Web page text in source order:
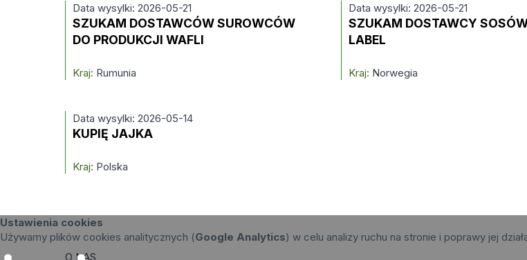
Data wysylki: 2026-05-21
SZUKAM DOSTAWCÓW SUROWCÓW
DO PRODUKCJI WAFLI
Kraj: Rumunia
Data wysylki: 2026-05-21
SZUKAM DOSTAWCY
LABEL
Kraj: Norwegia
Data wysylki: 2026-05-14
KUPIĘ JAJKA
Kraj: Polska
Ustawienia cookies
Używamy plików cookies analitycznych (Google Analytics) w celu analizy ruchu na stronie i poprawy jej
O NAS